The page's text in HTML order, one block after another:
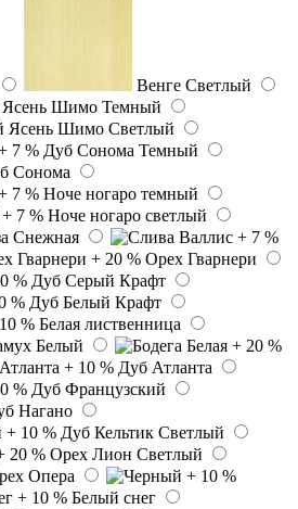
Венге Светлый
Ясень Шимо Темный
Ясень Шимо Светлый
Дуб Сонома Темный
Сонома
Ноче ногаро темный
Ноче ногаро светлый
Снежная
Орех Гварнери
Дуб Серый Крафт
Дуб Белый Крафт
Белая лиственница
Белый
Дуб Атланта
Дуб Французский
Нагано
Дуб Кельтик Светлый
Орех Лион Светлый
Опера
Белый снег